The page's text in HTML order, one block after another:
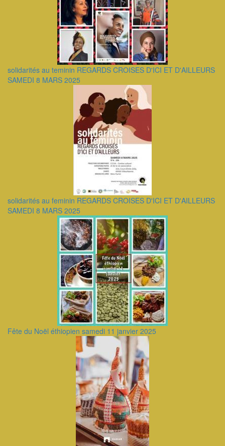
solidarités au teminin REGARDS CROISES D'ICI ET D'AILLEURS
SAMEDI 8 MARS 2025
solidarités au feminin REGARDS CROISES D'ICI ET D'AILLEURS
SAMEDI 8 MARS 2025
Fête du Noël éthiopien samedi 11 janvier 2025